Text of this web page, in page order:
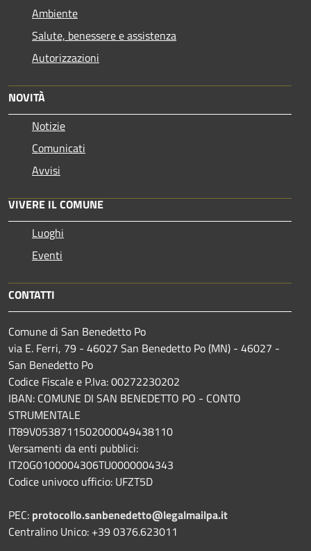
Ambiente
Salute, benessere e assistenza
Autorizzazioni
NOVITÀ
Notizie
Comunicati
Avvisi
VIVERE IL COMUNE
Luoghi
Eventi
CONTATTI
Comune di San Benedetto Po
via E. Ferri, 79 - 46027 San Benedetto Po (MN) - 46027 -
San Benedetto Po
Codice Fiscale e P.Iva: 00272230202
IBAN: COMUNE DI SAN BENEDETTO PO - CONTO
STRUMENTALE
IT89V0538711502000049438110
Versamenti da enti pubblici:
IT20G0100004306TU0000004343
Codice univoco ufficio: UFZT5D
PEC: protocollo.sanbenedetto@legalmailpa.it
Centralino Unico: +39 0376.623011